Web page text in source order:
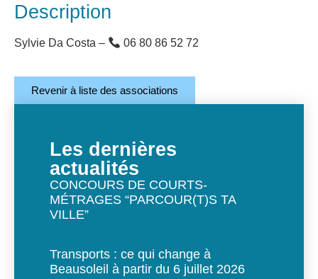
Description
Sylvie Da Costa – 06 80 86 52 72
Revenir à liste des associations
Les dernières
actualités
CONCOURS DE COURTS-
MÉTRAGES “PARCOUR(T)S TA
VILLE”
Transports : ce qui change à
Beausoleil à partir du 6 juillet 2026